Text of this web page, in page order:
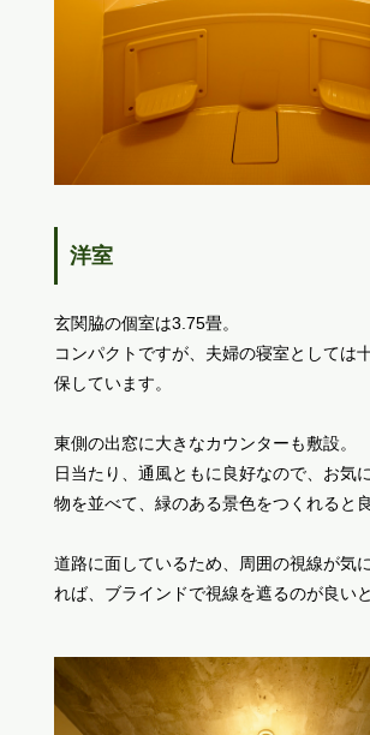
洋室
玄関脇の個室は3.75畳。
コンパクトですが、夫婦の寝室としては
保しています。
東側の出窓に大きなカウンターも敷設。
日当たり、通風ともに良好なので、お気
物を並べて、緑のある景色をつくれると
道路に面しているため、周囲の視線が気
れば、ブラインドで視線を遮るのが良い